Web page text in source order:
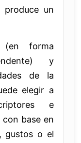
un
forma
y
de la
elegir a
e
base en
gustos o el